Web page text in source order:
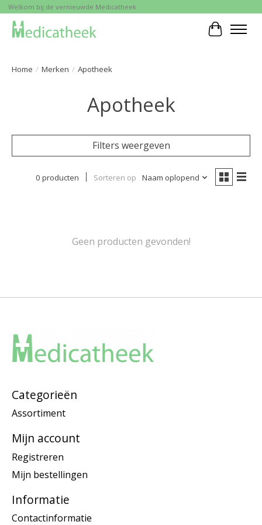
Welkom bij de vernieuwde Medicatheek
Home / Merken / Apotheek
Apotheek
Filters weergeven
0 producten Sorteren op Naam oplopend
Geen producten gevonden!
Categorieën
Assortiment
Mijn account
Registreren
Mijn bestellingen
Informatie
Contactinformatie